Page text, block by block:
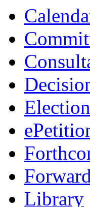
Library